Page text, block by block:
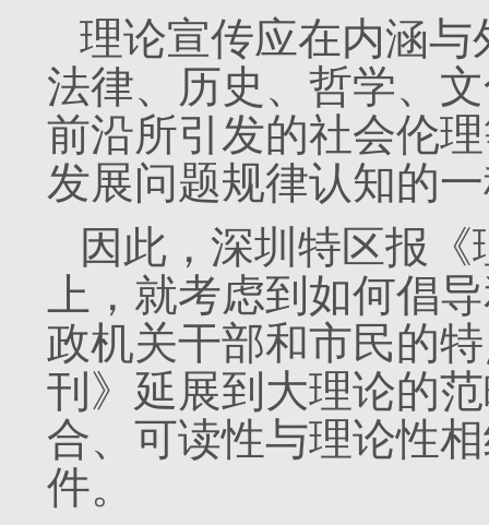
理论宣传应在内涵
法律、历史、哲学、
前沿所引发的社会伦
发展问题规律认知的
因此，深圳特区报
上，就考虑到如何倡
政机关干部和市民的
刊》延展到大理论的
合、可读性与理论性
件。